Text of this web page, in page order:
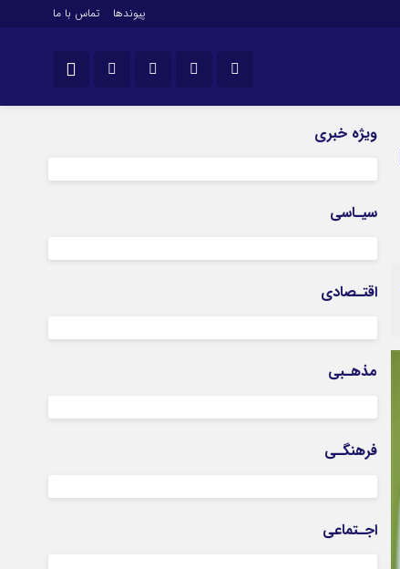
پیوندها تماس با ما
ویژه خبری
سیـاسی
اقتـصادی
مذهـبی
فرهنگـی
اجـتماعی